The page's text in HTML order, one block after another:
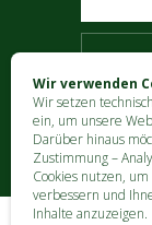
Wir verwenden
Wir setzen
ein, um unsere
Darüber hinaus
Zustimmung –
Cookies nutzen,
verbessern und
Inhalte anzuzeigen.